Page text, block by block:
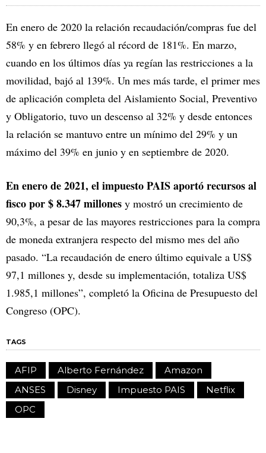
En enero de 2020 la relación recaudación/compras fue del
58% y en febrero llegó al récord de 181%. En marzo,
cuando en los últimos días ya regían las restricciones a la
movilidad, bajó al 139%. Un mes más tarde, el primer mes
de aplicación completa del Aislamiento Social, Preventivo
y Obligatorio, tuvo un descenso al 32% y desde entonces
la relación se mantuvo entre un mínimo del 29% y un
máximo del 39% en junio y en septiembre de 2020.
En enero de 2021, el impuesto PAIS aportó recursos al
fisco por $ 8.347 millones y mostró un crecimiento de
90,3%, a pesar de las mayores restricciones para la compra
de moneda extranjera respecto del mismo mes del año
pasado. “La recaudación de enero último equivale a US$
97,1 millones y, desde su implementación, totaliza US$
1.985,1 millones”, completó la Oficina de Presupuesto del
Congreso (OPC).
TAGS
AFIP Alberto Fernández
Amazon
ANSES
Disney Impuesto PAIS
Netflix
OPC